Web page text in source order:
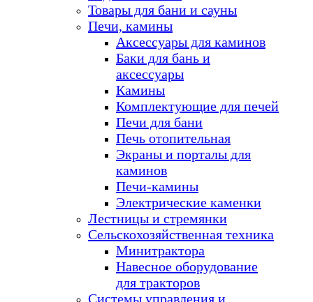
Товары для бани и сауны
Печи, камины
Аксессуары для каминов
Баки для бань и
аксессуары
Камины
Комплектующие для печей
Печи для бани
Печь отопительная
Экраны и порталы для
каминов
Печи-камины
Электрические каменки
Лестницы и стремянки
Сельскохозяйственная техника
Минитрактора
Навесное оборудование
для тракторов
Системы управления и